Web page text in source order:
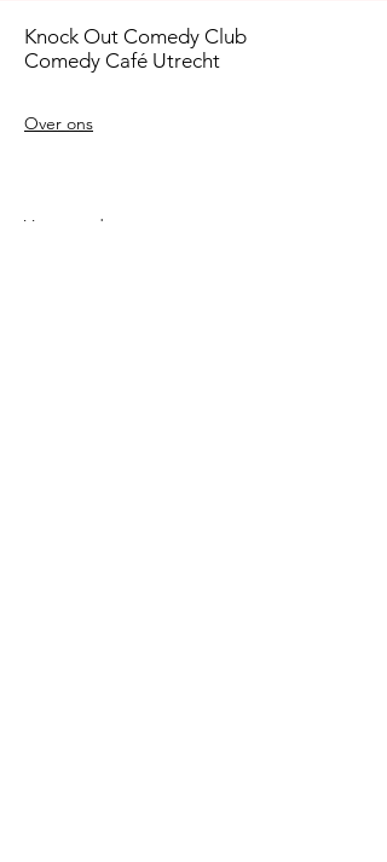
Knock Out Comedy Club
Comedy Café Utrecht
Over ons
Voorwaarden